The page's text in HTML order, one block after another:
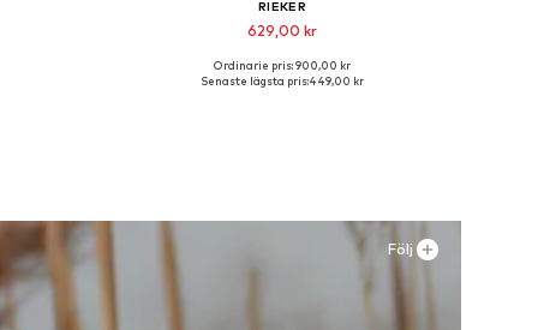
RIEKER
629,00 kr
Tillgängliga storlekar: 40, 44
Ordinarie pris: 900,00 kr
Senaste lägsta pris:449,00 kr
Följ